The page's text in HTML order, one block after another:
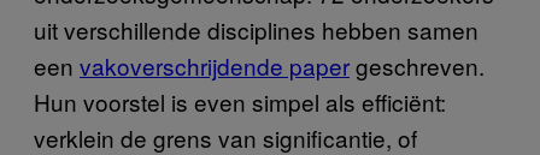
uit verschillende disciplines hebben samen
een vakoverschrijdende papergeschreven.
Hun voorstel is even simpel als efficiënt:
verklein de grens van significantie, of